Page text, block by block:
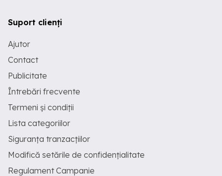
Suport clienți
Ajutor
Contact
Publicitate
Întrebări frecvente
Termeni și condiții
Lista categoriilor
Siguranța tranzacțiilor
Modifică setările de confidențialitate
Regulament Campanie